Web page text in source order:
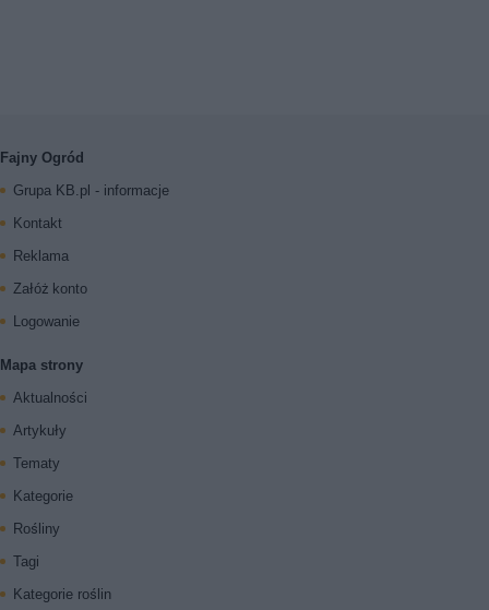
Fajny Ogród
Grupa KB.pl - informacje
Kontakt
Reklama
Załóż konto
Logowanie
Mapa strony
Aktualności
Artykuły
Tematy
Kategorie
Rośliny
Tagi
Kategorie roślin